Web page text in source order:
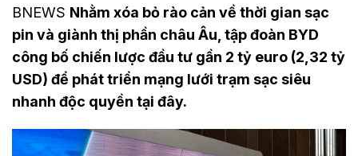
BNEWS Nhằm xóa bỏ rào cản về thời gian sạc
pin và giành thị phần châu Âu, tập đoàn BYD
công bố chiến lược đầu tư gần 2 tỷ euro (2,32 tỷ
USD) để phát triển mạng lưới trạm sạc siêu
nhanh độc quyền tại đây.